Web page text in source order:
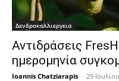
Δενδροκαλλιεργεια
Αντιδράσεις
ημερομηνία
Ioannis Chatziarapis - 29